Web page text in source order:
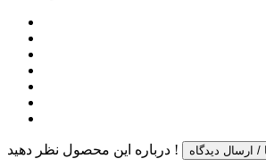
درباره این محصول نظر دهید ! / ارسال دیدگاه